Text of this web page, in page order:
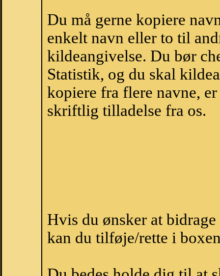
Du må gerne kopiere
enkelt navn eller to til
kildeangivelse. Du bør
Statistik, og du skal
kopiere fra flere navne,
skriftlig tilladelse fra os.
Hvis du ønsker at
kan du tilføje/rette i